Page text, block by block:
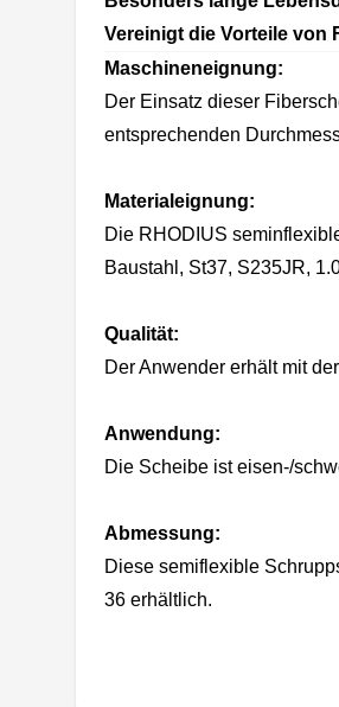
Vereinigt die Vorteile von
Maschineneignung:
Der Einsatz dieser
entsprechenden
Materialeignung:
Die RHODIUS
Baustahl, St37, S235JR,
Qualität:
Der Anwender erhält mit
Anwendung:
Die Scheibe ist eisen-/
Abmessung:
Diese semiflexible
36 erhältlich.